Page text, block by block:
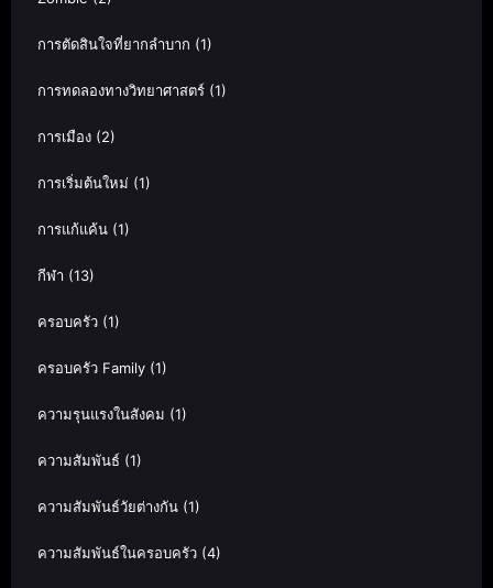
การตัดสินใจที่ยากลำบาก (1)
การทดลองทางวิทยาศาสตร์ (1)
การเมือง (2)
การเริ่มต้นใหม่ (1)
การแก้แค้น (1)
กีฬา (13)
ครอบครัว (1)
ครอบครัว Family (1)
ความรุนแรงในสังคม (1)
ความสัมพันธ์ (1)
ความสัมพันธ์วัยต่างกัน (1)
ความสัมพันธ์ในครอบครัว (4)